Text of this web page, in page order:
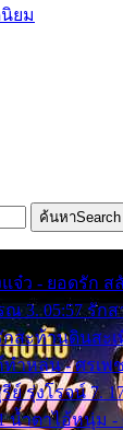
ค้นหาSearch
จ๋ว - ยอดรัก ส
3. 05:57 รัก
กสะท้านดินสะ
ทำหล่น - ศรเพ
ย์ รุ่งโรจน์ 7.
น้ำตาไอ้หนุ่ม